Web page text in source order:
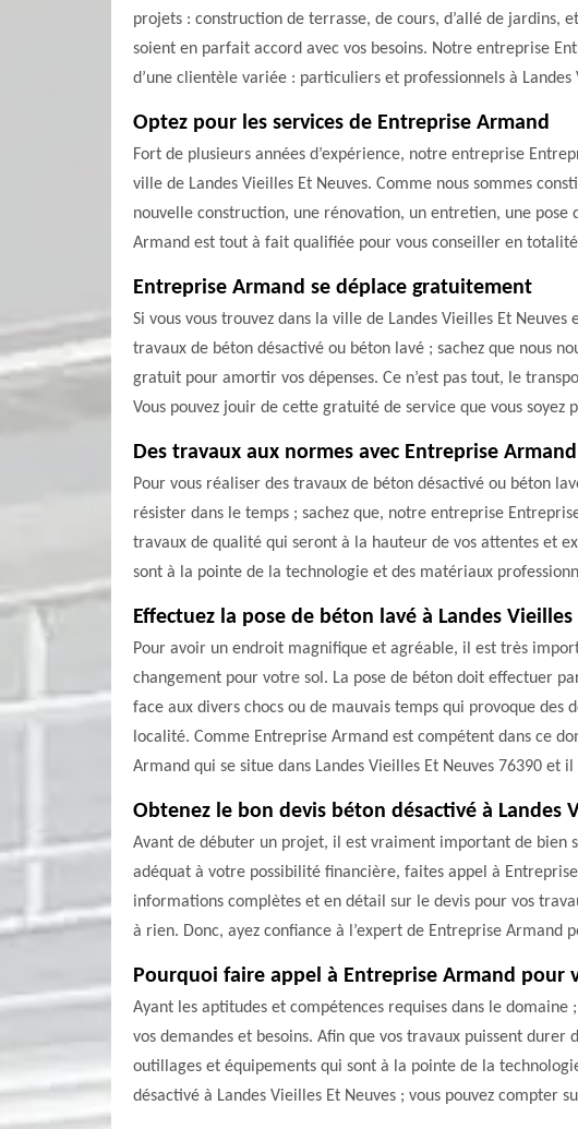
projets : construction de terrasse, de cours, d’allé de jardins,
soient en parfait accord avec vos besoins. Notre entreprise
d’une clientèle variée : particuliers et professionnels à
Optez pour les services de Entreprise Armand
Fort de plusieurs années d’expérience, notre entreprise
ville de Landes Vieilles Et Neuves. Comme nous sommes
nouvelle construction, une rénovation, un entretien, une
Armand est tout à fait qualifiée pour vous conseiller en
Entreprise Armand se déplace gratuitement
Si vous vous trouvez dans la ville de Landes Vieilles Et
travaux de béton désactivé ou béton lavé ; sachez que nous
gratuit pour amortir vos dépenses. Ce n’est pas tout, le
Vous pouvez jouir de cette gratuité de service que vous
Des travaux aux normes avec Entreprise Armand
Pour vous réaliser des travaux de béton désactivé ou béton
résister dans le temps ; sachez que, notre entreprise
travaux de qualité qui seront à la hauteur de vos attentes et
sont à la pointe de la technologie et des matériaux
Effectuez la pose de béton lavé à Landes Vieilles
Pour avoir un endroit magnifique et agréable, il est très
changement pour votre sol. La pose de béton doit effectuer
face aux divers chocs ou de mauvais temps qui provoque
localité. Comme Entreprise Armand est compétent dans ce
Armand qui se situe dans Landes Vieilles Et Neuves 76390
Obtenez le bon devis béton désactivé à Landes
Avant de débuter un projet, il est vraiment important de bien
adéquat à votre possibilité financière, faites appel à
informations complètes et en détail sur le devis pour vos
à rien. Donc, ayez confiance à l’expert de Entreprise Armand
Pourquoi faire appel à Entreprise Armand pour
Ayant les aptitudes et compétences requises dans le
vos demandes et besoins. Afin que vos travaux puissent
outillages et équipements qui sont à la pointe de la
désactivé à Landes Vieilles Et Neuves ; vous pouvez compter